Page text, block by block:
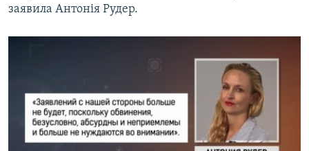
заявила Антонія Рудер.